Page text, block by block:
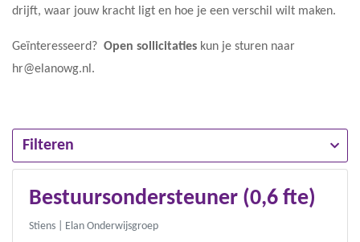
drijft, waar jouw kracht ligt en hoe je een verschil wilt maken.
Geïnteresseerd? Open sollicitaties kun je sturen naar
hr@elanowg.nl.
Filteren
Bestuursondersteuner (0,6 fte)
Stiens | Elan Onderwijsgroep